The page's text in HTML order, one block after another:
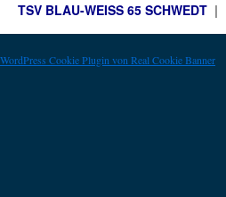
TSV BLAU-WEISS 65 SCHWEDT
WordPress Cookie Plugin von Real Cookie Banner